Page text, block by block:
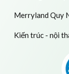
Merryland Quy
Kiến trúc - nội